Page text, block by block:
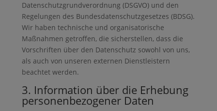
Datenschutzgrundverordnung (DSGVO) und den
Regelungen des Bundesdatenschutzgesetzes (BDSG).
Wir haben technische und organisatorische
Maßnahmen getroffen, die sicherstellen, dass die
Vorschriften über den Datenschutz sowohl von uns,
als auch von unseren externen Dienstleistern
beachtet werden.
3. Information über die Erhebung
personenbezogener Daten